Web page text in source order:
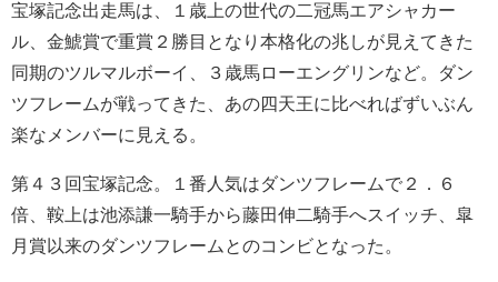
宝塚記念出走馬は、１歳上の世代の二冠馬エアシャカー
ル、金鯱賞で重賞２勝目となり本格化の兆しが見えてきた
同期のツルマルボーイ、３歳馬ローエングリンなど。ダン
ツフレームが戦ってきた、あの四天王に比べればずいぶん
楽なメンバーに見える。
第４３回宝塚記念。１番人気はダンツフレームで２．６
倍、鞍上は池添謙一騎手から藤田伸二騎手へスイッチ、皐
月賞以来のダンツフレームとのコンビとなった。